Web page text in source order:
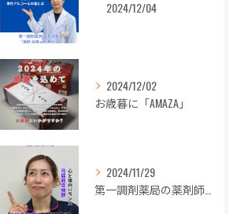
2024/12/04
2024/12/02
お歳暮に「AMAZA」
2024/11/29
第一調剤薬局の薬剤師長岡朋子が「生理痛」について解説します。